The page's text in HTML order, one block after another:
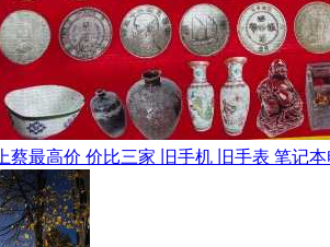
蔡最高价 价比三家 旧手机 旧手表 笔记